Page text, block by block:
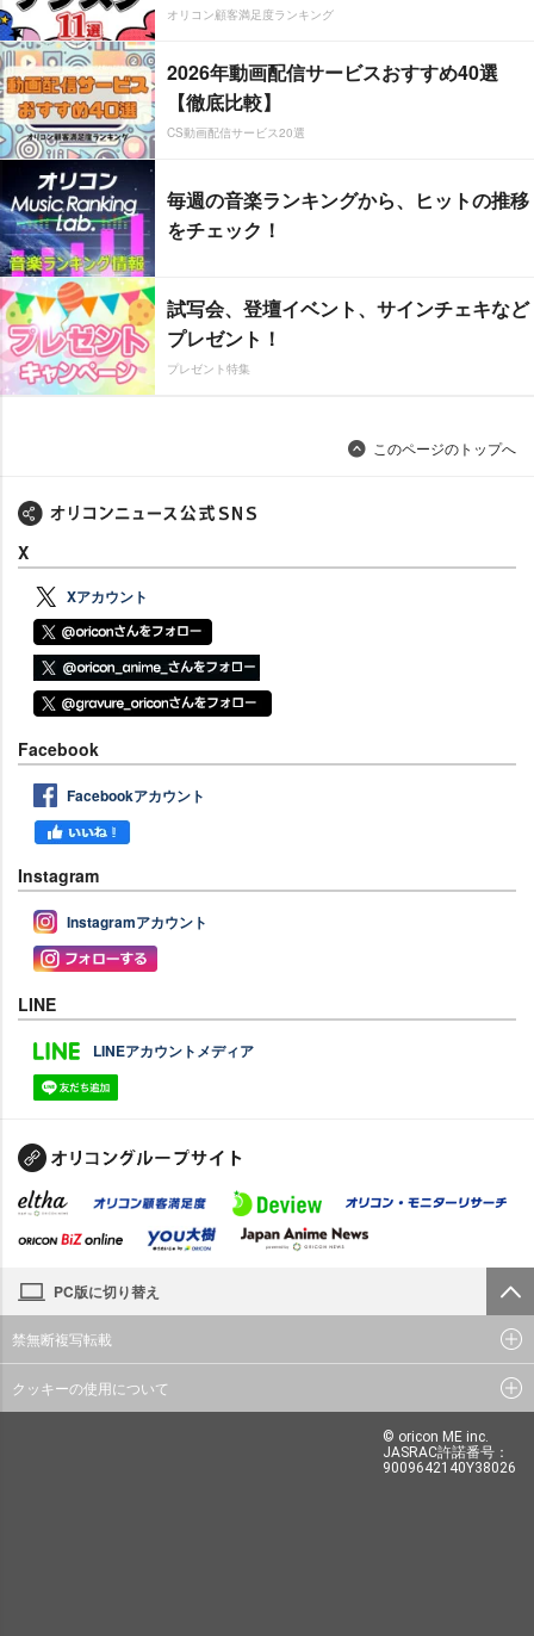
オリコン顧客満足度ランキング
2026年動画配信サービスおすすめ40選
【徹底比較】
CS動画配信サービス20選
毎週の音楽ランキングから、ヒットの推移
をチェック！
試写会、登壇イベント、サインチェキなど
プレゼント！
プレゼント特集
このページのトップへ
X
Xアカウント
Facebook
Facebookアカウント
Instagram
Instagramアカウント
LINE
LINEアカウントメディア
PC版に切り替え
禁無断複写転載
クッキーの使用について
© oricon ME inc.
JASRAC許諾番号：
9009642140Y38026